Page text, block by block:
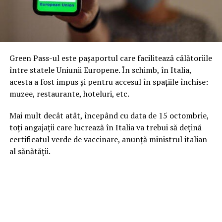
păduri cu toate soiurile de foioase, având o
floră specifică nordului țării noastre, apoi
crescând și văzând cu ochi de copil anumite
noastre, care de altfel mi-au îmbucurat
sufletul și împreună cu regatul păsărilor m-au
inspirat și încă mă inspiră cântându-le în
versul meu… Nu de puține ori am descris și voi
copilăriei, adolescenței și maturității mele în
balade, doine și stihuri scrise cu penița inimii
din călimara naturii, într-un mod văzut și
simțit doar de mine. Am făcut clasele I-VIII,
Green Pass-ul este pașaportul care facilitează călătoriile
între statele Uniunii Europene. În schimb, în Italia,
acesta a fost impus și pentru accesul în spațiile închise:
muzee, restaurante, hoteluri, etc.
Mai mult decât atât, începând cu data de 15 octombrie,
toți angajații care lucrează în Italia va trebui să dețină
certificatul verde de vaccinare, anunță ministrul italian
al sănătății.